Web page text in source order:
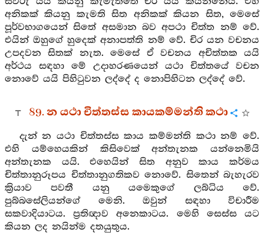
අනිකක් කියනු කැමති සිත අනිකක් කියන සිත, මෙසේ
පූර්වභාගයෙන් සිතේ අසමාන බව අපථා චිත්ත නම් වේ.
එයින් ඔහුගේ හුදෙක් අනාපත්ති නම් වේ. චිර යන වචනය
උපදවන සිතක් නැත. මෙසේ ඒ වචනය අචිත්තක යයි
අර්ථය සඳහා මේ උදාහරණයෙන් යථා චිත්තයේ වචන
නොවේ යයි පිහිටුවන ලද්දේ ද නොපිහිටන ලද්දේ වේ.
89. න යථා චිත්තස්ස කායකම්මන්ති කථා
දැන් න යථා චිත්තස්ස කාය කම්මන්ති කථා නම් වේ.
එහි යම්හෙයකින් කිසිවෙක් අන්තැනක යන්නෙමියි
අන්තැනක යයි. එහෙයින් සිත අනුව කාය කර්මය
චිත්තානුරූපය චිත්තානුගතිකව නොවේ. සිතෙන් බැහැරව
ක්‍රියාව පවතී යනු යමෙකුගේ ලබ්ධිය වේ.
පුබ්බසේලියන්ගේ මෙනි. ඔවුන් සඳහා විචාරීම
සකවාදියාටය. ප්‍රතිඥාව අනෙකාටය. මෙහි සෙස්ස යට
කියන ලද නයින්ම දතයුතුය.